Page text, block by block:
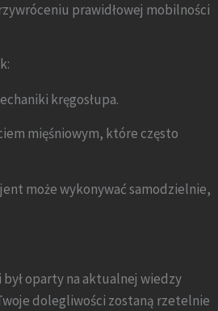
prawidłowej mobilności
kręgosłupa.
mięśniowym, które często
może wykonywać samodzielnie,
oparty na aktualnej wiedzy
dolegliwości zostaną rzetelnie